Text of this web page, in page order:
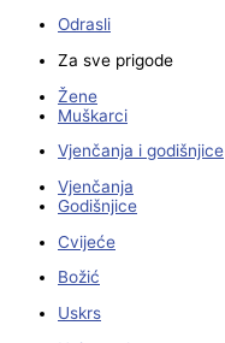
Odrasli
Za sve prigode
Žene
Muškarci
Vjenčanja i godišnjice
Vjenčanja
Godišnjice
Cvijeće
Božić
Uskrs